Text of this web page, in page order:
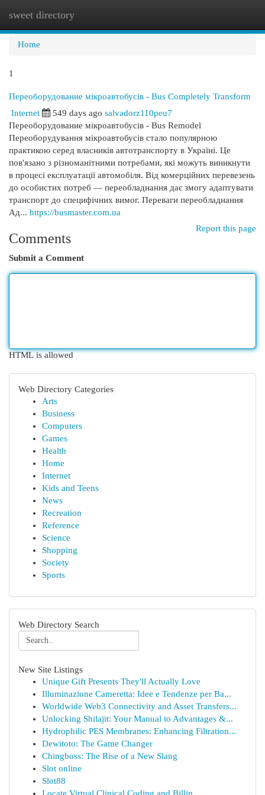
sweet directory
Home
1
Переоборудование мікроавтобусів - Bus Completely Transform
Internet 549 days ago salvadorz110peu7
Переоборудование мікроавтобусів - Bus Remodel
Переоборудування мікроавтобусів стало популярною
практикою серед власників автотранспорту в Україні. Це
пов'язано з різноманітними потребами, які можуть виникнути
в процесі експлуатації автомобіля. Від комерційних перевезень
до особистих потреб — переобладнання дає змогу адаптувати
транспорт до специфічних вимог. Переваги переобладнання
Ад... https://busmaster.com.ua
Report this page
Comments
Submit a Comment
HTML is allowed
Web Directory Categories
Arts
Business
Computers
Games
Health
Home
Internet
Kids and Teens
News
Recreation
Reference
Science
Shopping
Society
Sports
Web Directory Search
New Site Listings
Unique Gift Presents They'll Actually Love
Illuminazione Cameretta: Idee e Tendenze per Ba...
Worldwide Web3 Connectivity and Asset Transfers...
Unlocking Shilajit: Your Manual to Advantages &...
Hydrophilic PES Membranes: Enhancing Filtration...
Dewitoto: The Game Changer
Chingboss: The Rise of a New Slang
Slot online
Slot88